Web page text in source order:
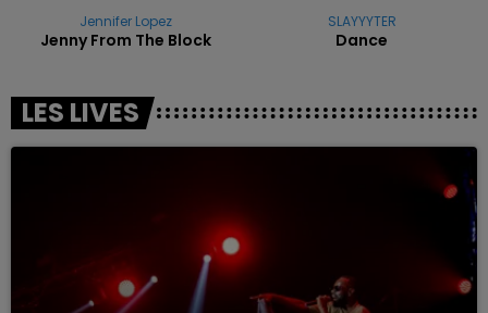
Jennifer Lopez
Jenny From The Block
SLAYYYTER
Dance
LES LIVES